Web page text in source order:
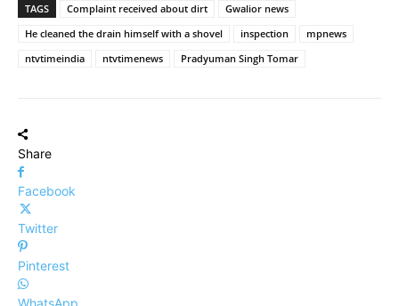
TAGS Complaint received about dirt
Gwalior news
He cleaned the drain himself with a shovel
inspection
mpnews
ntvtimeindia
ntvtimenews Pradyuman Singh Tomar
Share
Facebook
Twitter
Pinterest
WhatsApp